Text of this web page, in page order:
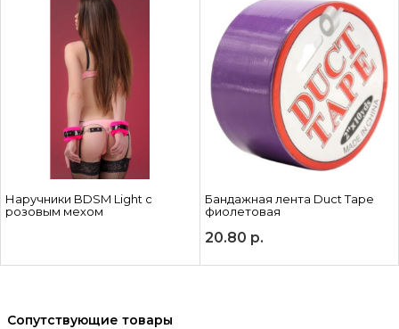
Наручники BDSM Light с
розовым мехом
Бандажная лента Duct Tape
фиолетовая
20.80 р.
Сопутствующие товары